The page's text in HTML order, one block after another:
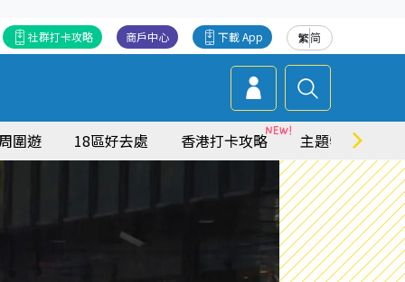
繁简
下載 App
商戶中心
社群打卡攻略
圍遊 18區好去處 香港打卡攻略 主題特集